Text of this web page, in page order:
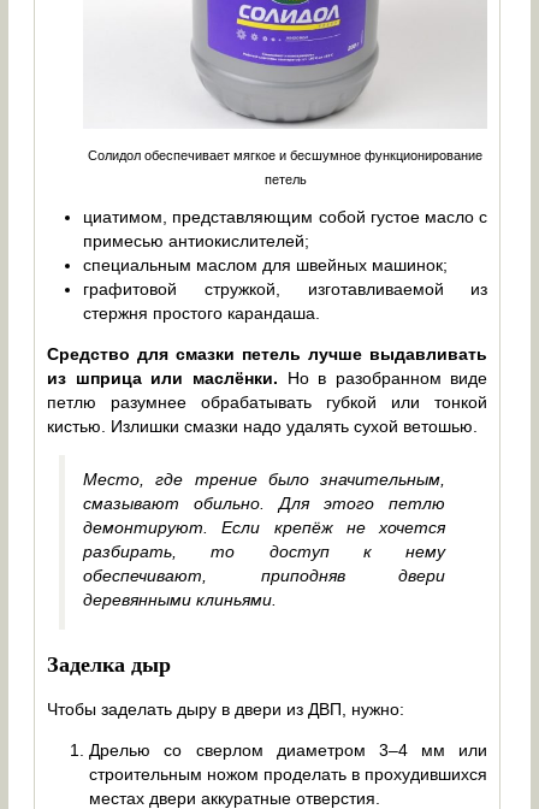
Солидол обеспечивает мягкое и бесшумное функционирование
петель
циатимом, представляющим собой густое масло с
примесью антиокислителей;
специальным маслом для швейных машинок;
графитовой стружкой, изготавливаемой из
стержня простого карандаша.
Средство для смазки петель лучше выдавливать
из шприца или маслёнки. Но в разобранном виде
петлю разумнее обрабатывать губкой или тонкой
кистью. Излишки смазки надо удалять сухой ветошью.
Место, где трение было значительным,
смазывают обильно. Для этого петлю
демонтируют. Если крепёж не хочется
разбирать, то доступ к нему
обеспечивают, приподняв двери
деревянными клиньями.
Заделка дыр
Чтобы заделать дыру в двери из ДВП, нужно:
Дрелью со сверлом диаметром 3–4 мм или
строительным ножом проделать в прохудившихся
местах двери аккуратные отверстия.